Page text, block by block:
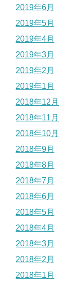
2019年6月
2019年5月
2019年4月
2019年3月
2019年2月
2019年1月
2018年12月
2018年11月
2018年10月
2018年9月
2018年8月
2018年7月
2018年6月
2018年5月
2018年4月
2018年3月
2018年2月
2018年1月